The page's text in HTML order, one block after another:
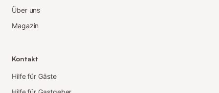
Über uns
Magazin
Kontakt
Hilfe für Gäste